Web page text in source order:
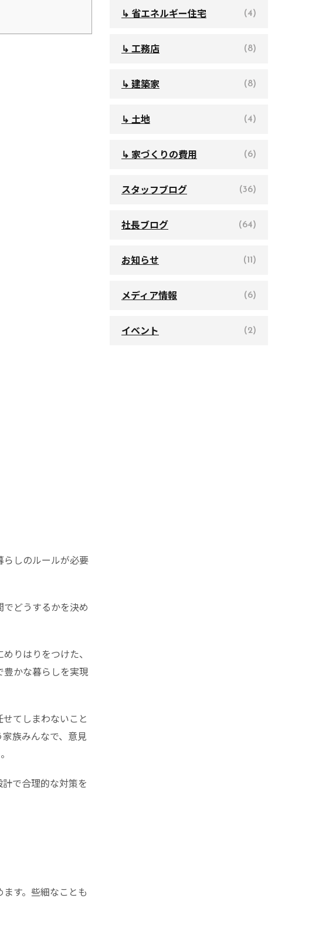
らしのルールが必要
どうするかを決め
りはりをつけた、
豊かな暮らしを実現
てしまわないこと
族みんなで、意見
で合理的な対策を
す。些細なことも
↳ 省エネルギー住宅 (4)
↳ 工務店 (8)
↳ 建築家 (8)
↳ 土地 (4)
↳ 家づくりの費用 (6)
スタッフブログ (36)
社長ブログ (64)
お知らせ (11)
メディア情報 (6)
イベント (2)